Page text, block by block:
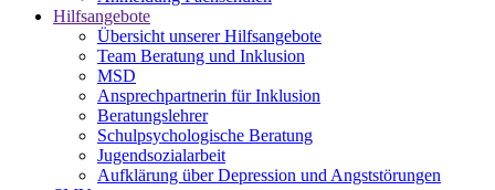
Hilfsangebote
Übersicht unserer Hilfsangebote
Team Beratung und Inklusion
MSD
Ansprechpartnerin für Inklusion
Beratungslehrer
Schulpsychologische Beratung
Jugendsozialarbeit
Aufklärung über Depression und Angststörungen